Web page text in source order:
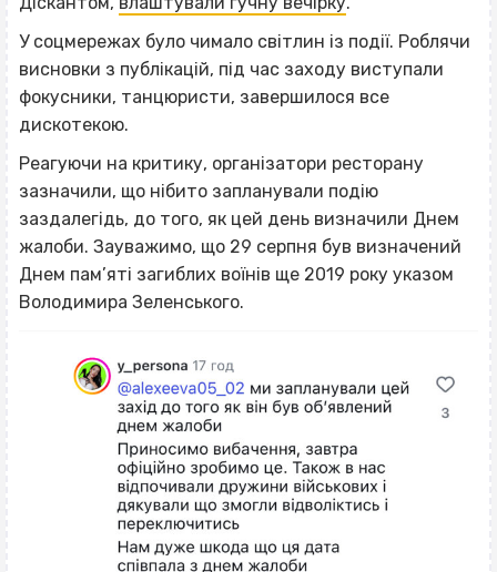
У соцмережах було чимало світлин із події. Роблячи
висновки з публікацій, під час заходу виступали
фокусники, танцюристи, завершилося все
дискотекою.
Реагуючи на критику, організатори ресторану
зазначили, що нібито запланували подію
заздалегідь, до того, як цей день визначили Днем
жалоби. Зауважимо, що 29 серпня був визначений
Днем пам’яті загиблих воїнів ще 2019 року указом
Володимира Зеленського.